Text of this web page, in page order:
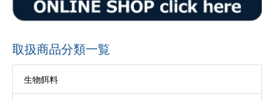
取扱商品分類一覧
生物餌料